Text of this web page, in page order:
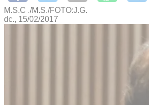
M.S.C ./M.S./FOTO:J.G.
dc., 15/02/2017